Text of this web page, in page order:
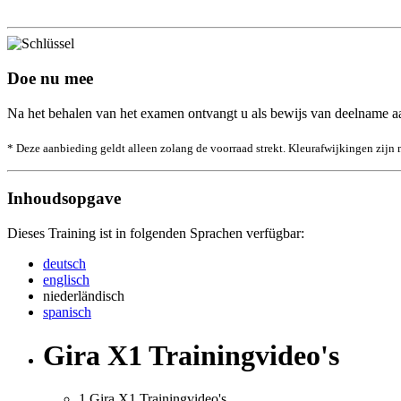
Doe nu mee
Na het behalen van het examen ontvangt u als bewijs van deelname
* Deze aanbieding geldt alleen zolang de voorraad strekt. Kleurafwijkingen zijn
Inhoudsopgave
Dieses Training ist in folgenden Sprachen verfügbar:
deutsch
englisch
niederländisch
spanisch
Gira X1 Trainingvideo's